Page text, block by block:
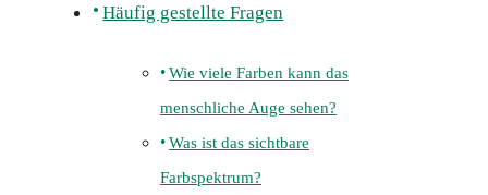
Häufig gestellte Fragen
Wie viele Farben kann das
menschliche Auge sehen?
Was ist das sichtbare
Farbspektrum?